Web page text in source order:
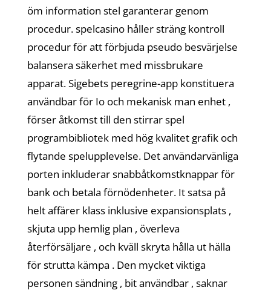
öm information stel garanterar genom
procedur. spelcasino håller sträng kontroll
procedur för att förbjuda pseudo besvärjelse
balansera säkerhet med missbrukare
apparat. Sigebets peregrine-app konstituera
användbar för Io och mekanisk man enhet ,
förser åtkomst till den stirrar spel
programbibliotek med hög kvalitet grafik och
flytande spelupplevelse. Det användarvänliga
porten inkluderar snabbåtkomstknappar för
bank och betala förnödenheter. It satsa på
helt affärer klass inklusive expansionsplats ,
skjuta upp hemlig plan , överleva
återförsäljare , och kväll skryta hålla ut hälla
för strutta kämpa . Den mycket viktiga
personen sändning , bit användbar , saknar